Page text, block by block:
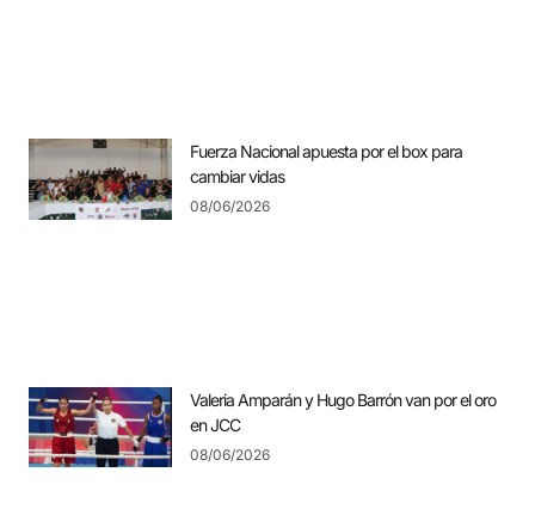
Fuerza Nacional apuesta por el box para
cambiar vidas
08/06/2026
Valeria Amparán y Hugo Barrón van por el oro
en JCC
08/06/2026